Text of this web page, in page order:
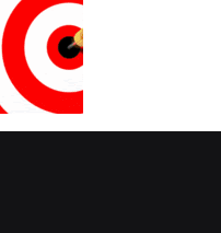
PODCAST
WEBINAR